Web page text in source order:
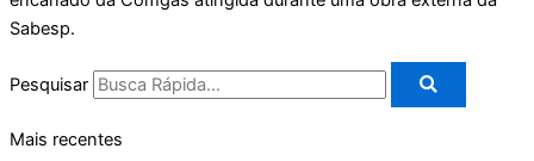
Sabesp.
Pesquisar
Mais recentes